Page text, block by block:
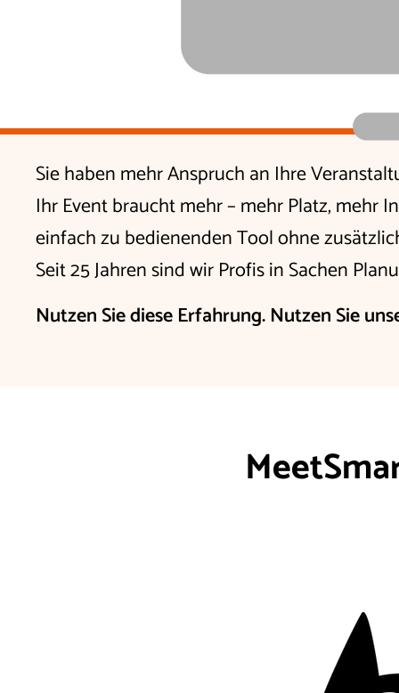
Sie haben mehr Anspruch an Ihre
Ihr Event braucht mehr – mehr Platz, mehr
einfach zu bedienenden Tool ohne
Seit 25 Jahren sind wir Profis in Sachen
Nutzen Sie diese Erfahrung. Nutzen Sie